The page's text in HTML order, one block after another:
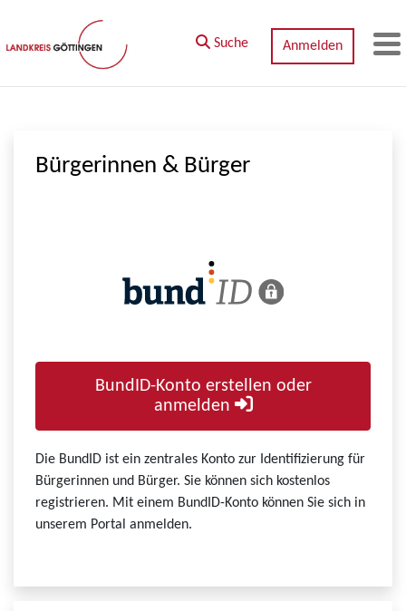
Zum Hauptinhalt springen
Suche Anmelden
Bürgerinnen & Bürger
BundID-Konto erstellen oder
anmelden
Die BundID ist ein zentrales Konto zur Identifizierung für
Bürgerinnen und Bürger. Sie können sich kostenlos
registrieren. Mit einem BundID-Konto können Sie sich in
unserem Portal anmelden.